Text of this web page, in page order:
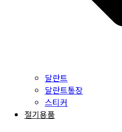
달란트
달란트통장
스티커
절기용품